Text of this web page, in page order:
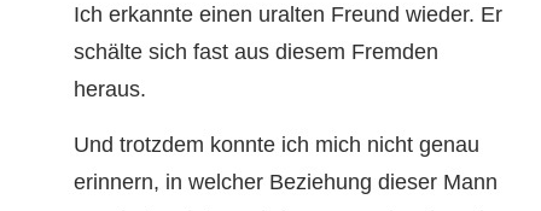
Ich erkannte einen uralten Freund wieder. Er
schälte sich fast aus diesem Fremden
heraus.
Und trotzdem konnte ich mich nicht genau
erinnern, in welcher Beziehung dieser Mann